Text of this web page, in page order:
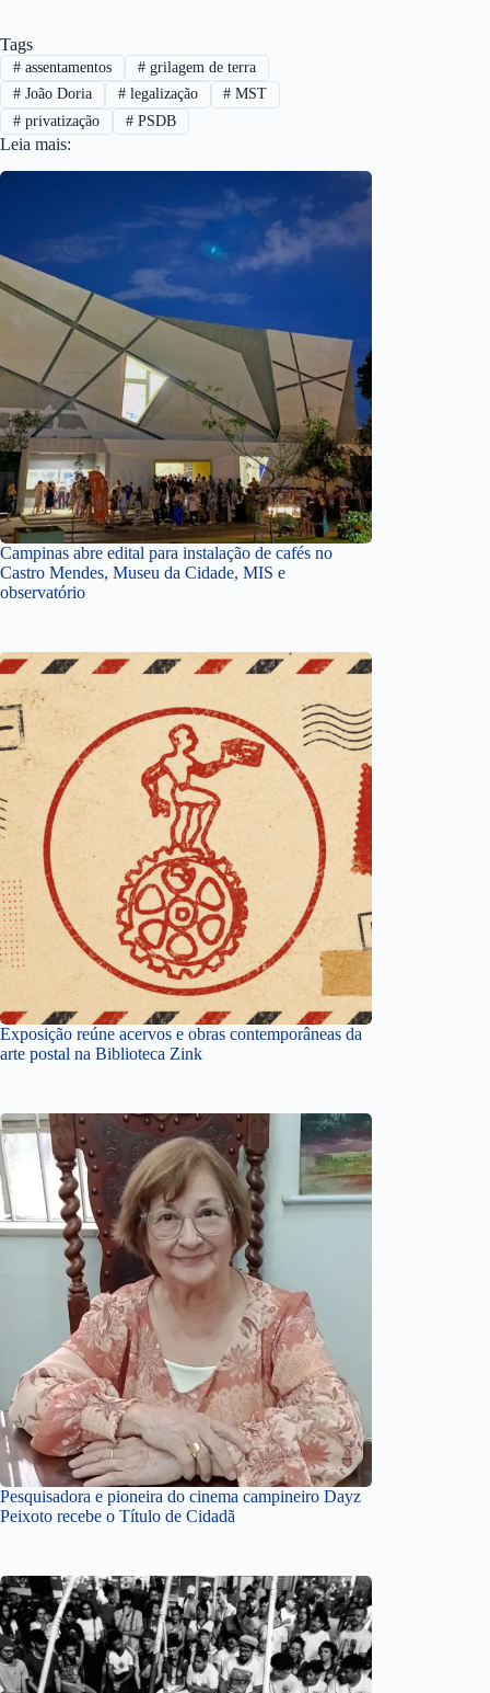
Tags
#assentamentos #grilagem de terra
#João Doria #legalização # MST
#privatização #PSDB
Leia mais:
Campinas abre edital para instalação de cafés no
Castro Mendes, Museu da Cidade, MIS e
observatório
Exposição reúne acervos e obras contemporâneas da
arte postal na Biblioteca Zink
Pesquisadora e pioneira do cinema campineiro Dayz
Peixoto recebe o Título de Cidadã